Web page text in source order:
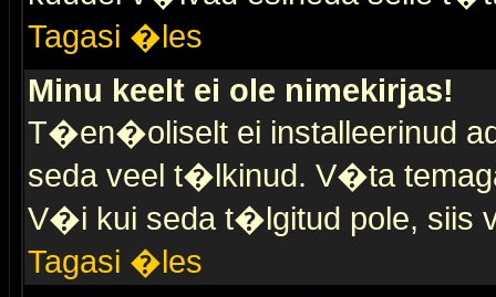
Tagasi �les
Minu keelt ei ole nimekirjas!
T�en�oliselt ei installeerinud
seda veel t�lkinud. V�ta
V�i kui seda t�lgitud pole, siis
Tagasi �les